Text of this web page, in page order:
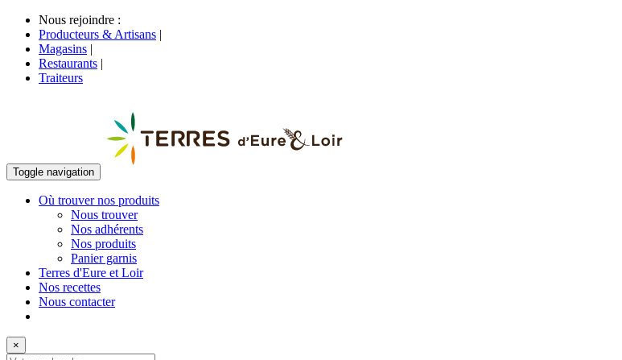
Nous rejoindre :
Producteurs & Artisans |
Magasins |
Restaurants |
Traiteurs
Toggle navigation
Où trouver nos produits
Nous trouver
Nos adhérents
Nos produits
Panier garnis
Terres d'Eure et Loir
Nos recettes
Nous contacter
×